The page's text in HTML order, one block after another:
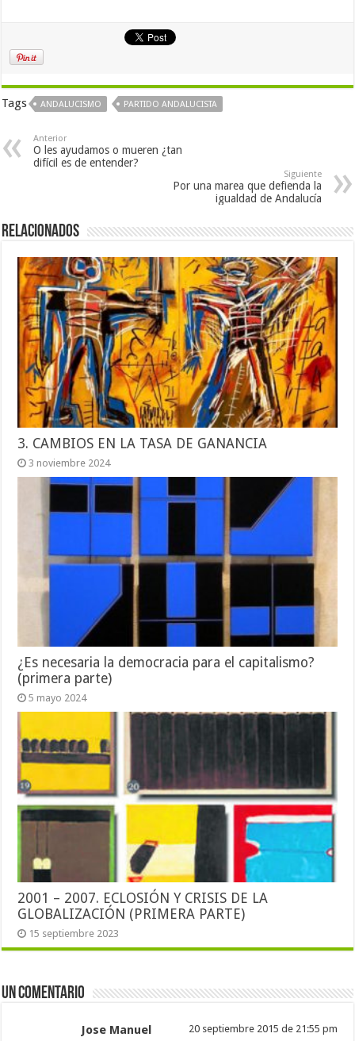
Tags ANDALUCISMO PARTIDO ANDALUCISTA
Anterior
O les ayudamos o mueren ¿tan
difícil es de entender?
Siguiente
Por una marea que defienda la
igualdad de Andalucía
Relacionados
3. CAMBIOS EN LA TASA DE GANANCIA
3 noviembre 2024
¿Es necesaria la democracia para el capitalismo?
(primera parte)
5 mayo 2024
2001 – 2007. ECLOSIÓN Y CRISIS DE LA
GLOBALIZACIÓN (PRIMERA PARTE)
15 septiembre 2023
Un comentario
Jose Manuel 20 septiembre 2015 de 21:55 pm